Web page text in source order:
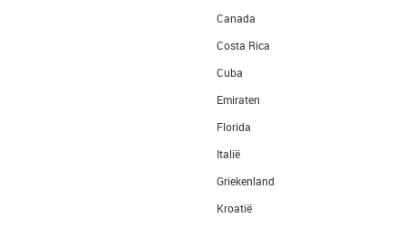
Canada
Costa Rica
Cuba
Emiraten
Florida
Italië
Griekenland
Kroatië